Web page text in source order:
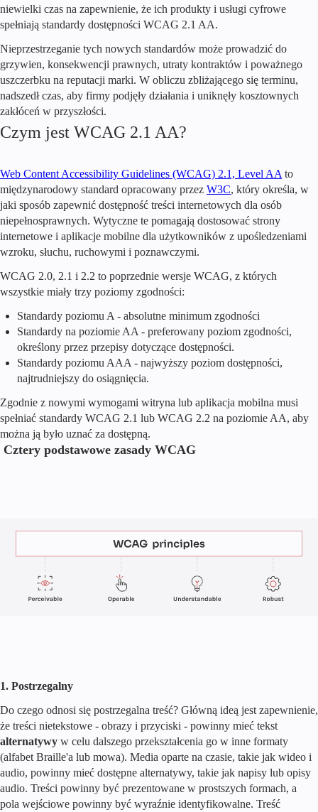
niewielki czas na zapewnienie, że ich produkty i usługi cyfrowe
spełniają standardy dostępności WCAG 2.1 AA.
Nieprzestrzeganie tych nowych standardów może prowadzić do
grzywien, konsekwencji prawnych, utraty kontraktów i poważnego
uszczerbku na reputacji marki. W obliczu zbliżającego się terminu,
nadszedł czas, aby firmy podjęły działania i uniknęły kosztownych
zakłóceń w przyszłości.
Czym jest WCAG 2.1 AA?
Web Content Accessibility Guidelines (WCAG) 2.1, Level AA to
międzynarodowy standard opracowany przez W3C, który określa, w
jaki sposób zapewnić dostępność treści internetowych dla osób
niepełnosprawnych. Wytyczne te pomagają dostosować strony
internetowe i aplikacje mobilne dla użytkowników z upośledzeniami
wzroku, słuchu, ruchowymi i poznawczymi.
WCAG 2.0, 2.1 i 2.2 to poprzednie wersje WCAG, z których
wszystkie miały trzy poziomy zgodności:
Standardy poziomu A - absolutne minimum zgodności
Standardy na poziomie AA - preferowany poziom zgodności,
określony przez przepisy dotyczące dostępności.
Standardy poziomu AAA - najwyższy poziom dostępności,
najtrudniejszy do osiągnięcia.
Zgodnie z nowymi wymogami witryna lub aplikacja mobilna musi
spełniać standardy WCAG 2.1 lub WCAG 2.2 na poziomie AA, aby
można ją było uznać za dostępną.
Cztery podstawowe zasady WCAG
1. Postrzegalny
Do czego odnosi się postrzegalna treść? Główną ideą jest zapewnienie,
że treści nietekstowe - obrazy i przyciski - powinny mieć tekst
alternatywy w celu dalszego przekształcenia go w inne formaty
(alfabet Braille'a lub mowa). Media oparte na czasie, takie jak wideo i
audio, powinny mieć dostępne alternatywy, takie jak napisy lub opisy
audio. Treści powinny być prezentowane w prostszych formach, a
pola wejściowe powinny być wyraźnie identyfikowalne. Treść